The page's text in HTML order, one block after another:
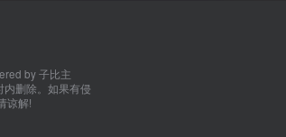
by子比主
内删除。如果有侵
谅解!